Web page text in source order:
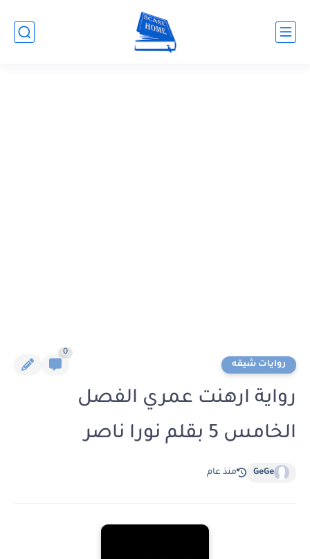
روايات شيقه
0
رواية ارهنت عمري الفصل
الخامس 5 بقلم نورا ناصر
GeGe منذ عام